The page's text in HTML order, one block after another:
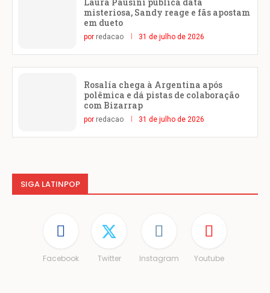
Laura Pausini publica data
misteriosa, Sandy reage e fãs apostam
em dueto
por redacao 31 de julho de 2026
Rosalía chega à Argentina após
polêmica e dá pistas de colaboração
com Bizarrap
por redacao 31 de julho de 2026
SIGA LATINPOP
Facebook Twitter Instagram Youtube